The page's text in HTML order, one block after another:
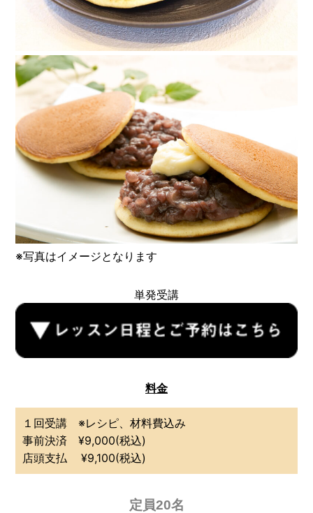
※写真はイメージとなります
単発受講
料金
１回受講 ※レシピ、材料費込み
事前決済 ¥9,000(税込)
店頭支払 ¥9,100(税込)
定員20名